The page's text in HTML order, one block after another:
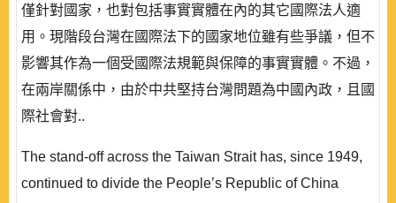
僅針對國家，也對包括事實實體在內的其它國際法人適
用。現階段台灣在國際法下的國家地位雖有些爭議，但不
影響其作為一個受國際法規範與保障的事實實體。不過，
在兩岸關係中，由於中共堅持台灣問題為中國內政，且國
際社會對..
The stand-off across the Taiwan Strait has, since 1949,
continued to divide the People’s Republic of China